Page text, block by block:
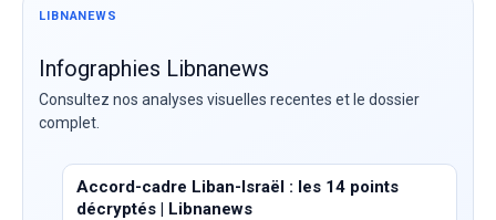
LIBNANEWS
Infographies Libnanews
Consultez nos analyses visuelles recentes et le dossier
complet.
Accord-cadre Liban-Israël : les 14 points
décryptés | Libnanews